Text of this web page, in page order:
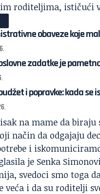
roditeljima, ističući
obaveze koje
zadatke je
i popravke: kada
na mame da biraju
način da odgajaju
i
je Senka
svedoci smo toga
veća i da su roditelji